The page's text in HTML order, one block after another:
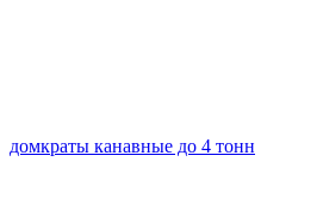
домкраты канавные до 4 тонн